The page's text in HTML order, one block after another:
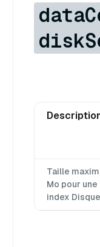
Taille
Mo pour
index Disque